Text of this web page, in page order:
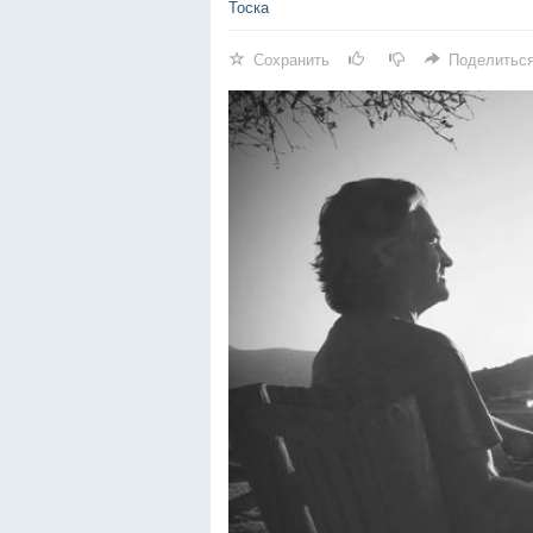
Тоска
Сохранить